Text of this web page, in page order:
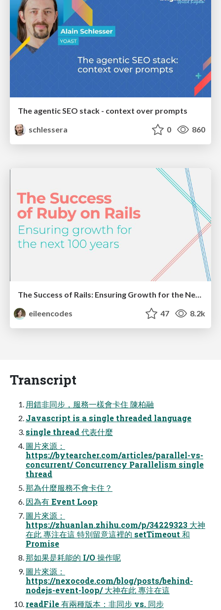
The agentic SEO stack - context over prompts
schlessera
0 860
The Success of Rails: Ensuring Growth for the Next 100 Years
eileencodes
47 8.2k
Transcript
用錯非同步，服務一樣會卡住 陳柏融
Javascript is a single threaded language
single thread 代表什麼
圖片來源：
https://bytearcher.com/articles/parallel-vs-
concurrent/ Concurrency Parallelism single
thread
那為什麼服務不會卡住？
因為有 Event Loop
圖片來源：
https://zhuanlan.zhihu.com/p/34229323 大神
在此 專注在這 特別留意這裡的 setTimeout 和
Promise
那如果是耗能的 I/O 操作呢
圖片來源：
https://nexocode.com/blog/posts/behind-
nodejs-event-loop/ 大神在此 專注在這
readFile 有兩種版本：非同步 vs. 同步